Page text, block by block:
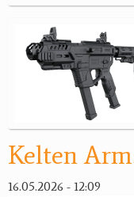
Munition
Optik
Bogensport
Zubehör
Jagdangebote
Kelten
16.05.2026 - 12:09